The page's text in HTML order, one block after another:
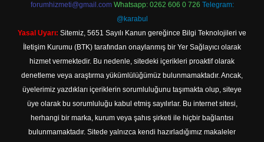
forumhizmeti@gmail.com Whatsapp: 0262 606 0 726 Telegram:
@karabul
Yasal Uyarı: Sitemiz, 5651 Sayılı Kanun gereğince Bilgi Teknolojileri ve
İletişim Kurumu (BTK) tarafından onaylanmış bir Yer Sağlayıcı olarak
hizmet vermektedir. Bu nedenle, sitedeki içerikleri proaktif olarak
denetleme veya araştırma yükümlülüğümüz bulunmamaktadır. Ancak,
üyelerimiz yazdıkları içeriklerin sorumluluğunu taşımakta olup, siteye
üye olarak bu sorumluluğu kabul etmiş sayılırlar. Bu internet sitesi,
herhangi bir marka, kurum veya şahıs şirketi ile hiçbir bağlantısı
bulunmamaktadır. Sitede yalnızca kendi hazırladığımız makaleler